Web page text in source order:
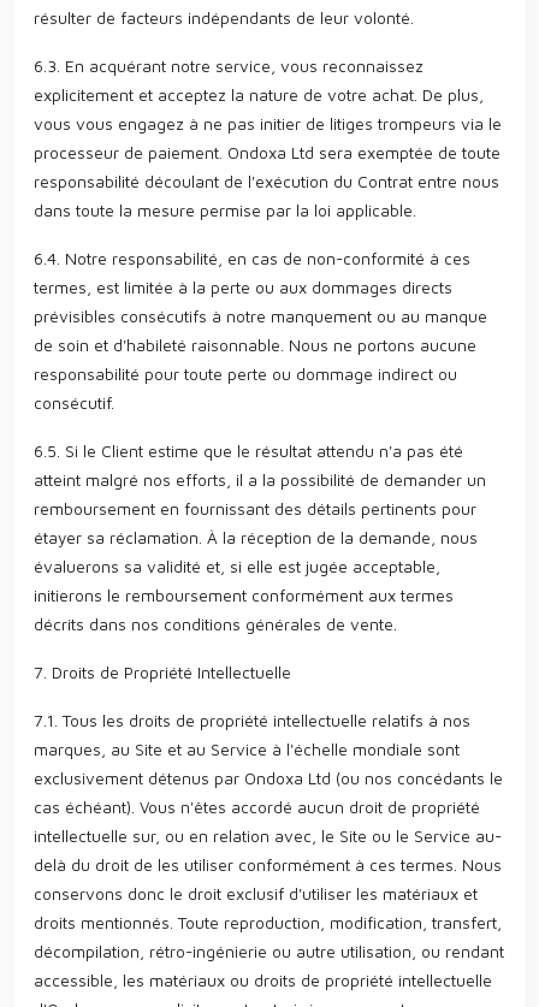
résulter de facteurs indépendants de leur volonté.
6.3. En acquérant notre service, vous reconnaissez
explicitement et acceptez la nature de votre achat. De plus,
vous vous engagez à ne pas initier de litiges trompeurs via le
processeur de paiement. Ondoxa Ltd sera exemptée de toute
responsabilité découlant de l'exécution du Contrat entre nous
dans toute la mesure permise par la loi applicable.
6.4. Notre responsabilité, en cas de non-conformité à ces
termes, est limitée à la perte ou aux dommages directs
prévisibles consécutifs à notre manquement ou au manque
de soin et d'habileté raisonnable. Nous ne portons aucune
responsabilité pour toute perte ou dommage indirect ou
consécutif.
6.5. Si le Client estime que le résultat attendu n'a pas été
atteint malgré nos efforts, il a la possibilité de demander un
remboursement en fournissant des détails pertinents pour
étayer sa réclamation. À la réception de la demande, nous
évaluerons sa validité et, si elle est jugée acceptable,
initierons le remboursement conformément aux termes
décrits dans nos conditions générales de vente.
7. Droits de Propriété Intellectuelle
7.1. Tous les droits de propriété intellectuelle relatifs à nos
marques, au Site et au Service à l'échelle mondiale sont
exclusivement détenus par Ondoxa Ltd (ou nos concédants le
cas échéant). Vous n'êtes accordé aucun droit de propriété
intellectuelle sur, ou en relation avec, le Site ou le Service au-
delà du droit de les utiliser conformément à ces termes. Nous
conservons donc le droit exclusif d'utiliser les matériaux et
droits mentionnés. Toute reproduction, modification, transfert,
décompilation, rétro-ingénierie ou autre utilisation, ou rendant
accessible, les matériaux ou droits de propriété intellectuelle